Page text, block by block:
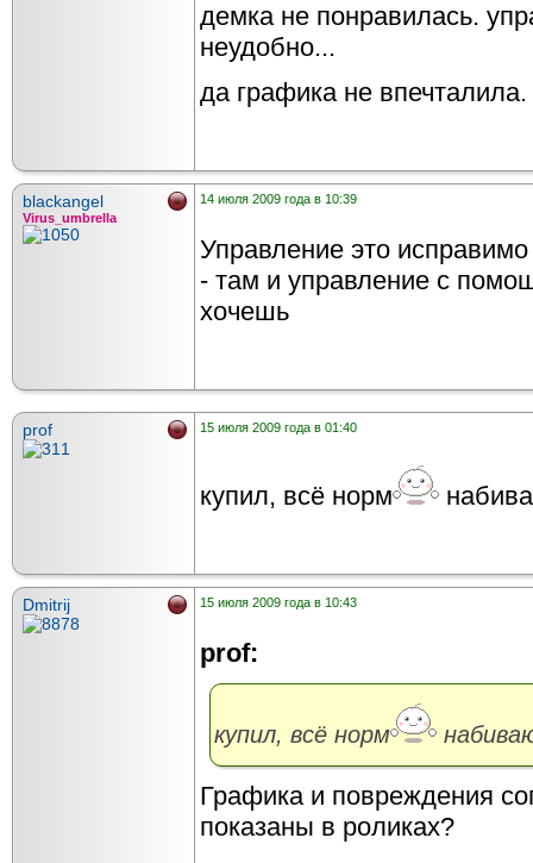
демка не понравилась.
неудобно...
да графика не
blackangel
Virus_umbrella
14 июля 2009 года в 10:39
Управление это
- там и управление с
хочешь
prof 15 июля 2009 года в 01:40
купил, всё норм
Dmitrij 15 июля 2009 года в 10:43
prof:
купил, всё норм
Графика и повреждения
показаны в роликах?